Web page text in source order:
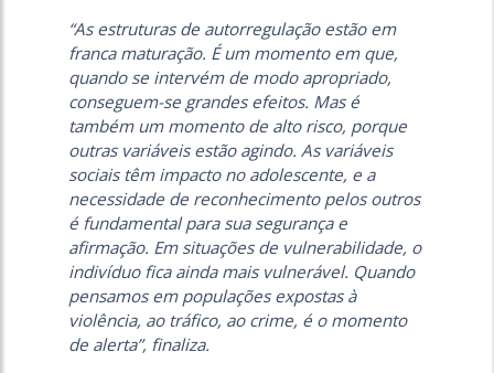
“As estruturas de autorregulação estão em
franca maturação. É um momento em que,
quando se intervém de modo apropriado,
conseguem-se grandes efeitos. Mas é
também um momento de alto risco, porque
outras variáveis estão agindo. As variáveis
sociais têm impacto no adolescente, e a
necessidade de reconhecimento pelos outros
é fundamental para sua segurança e
afirmação. Em situações de vulnerabilidade, o
indivíduo fica ainda mais vulnerável. Quando
pensamos em populações expostas à
violência, ao tráfico, ao crime, é o momento
de alerta”, finaliza.